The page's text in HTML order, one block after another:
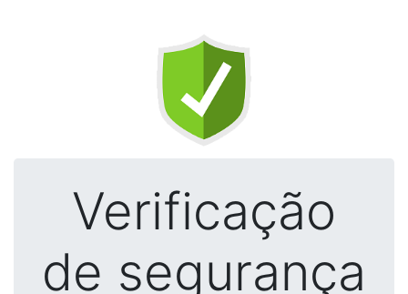
Verificação
de segurança